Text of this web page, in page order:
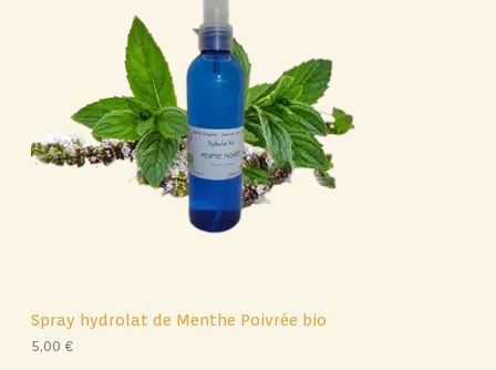
t
s
i
t
s
u
i
Spray hydrolat de Menthe Poivrée bio
5,00 €